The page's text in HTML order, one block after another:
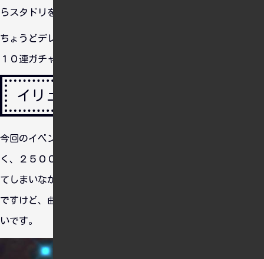
らスタドリを使ってイベント曲を回しました。
ちょうどデレステ２周年記念で無料衣装の配布があったり無料
１０連ガチャにもチャレンジしました。
イリュージョニスタ！！
今回のイベント曲「イリュージョニスタ！！」との相性が悪
く、２５０００ポイントを超えるくらいまでリトライを連発し
てしまいなかなかストレスでした・・・。相性はよくなかった
ですけど、曲は好きなのでリリースされたらカラオケで歌いた
いです。